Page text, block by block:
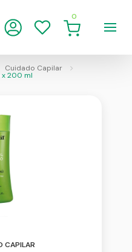
0
Cuidado Capilar
x 200 ml
CAPILAR